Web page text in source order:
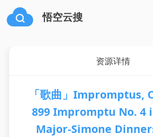
悟空云搜
资源详情
「歌曲」Impromptus,
899 Impromptu No. 4
Major-Simone